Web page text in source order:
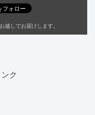
越しでお届けします。
ク